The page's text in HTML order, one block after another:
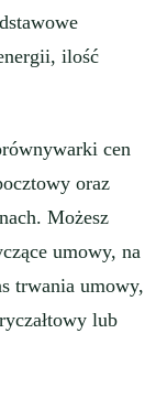
ilość
cen
oraz
Możesz
umowy, na
trwania umowy,
lub